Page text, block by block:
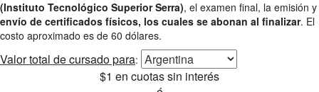
(Instituto Tecnológico Superior Serra), el examen final, la emisión y
envío de certificados físicos, los cuales se abonan al finalizar. El
costo aproximado es de 60 dólares.
Valor total de cursado para:
$1 en cuotas sin interés